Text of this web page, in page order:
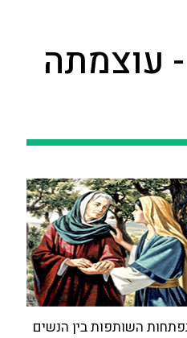
- עוצמתה
השותפות בין הנשים